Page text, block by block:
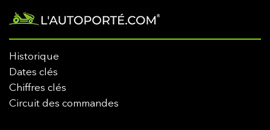
Historique
Dates clés
Chiffres clés
Circuit des commandes